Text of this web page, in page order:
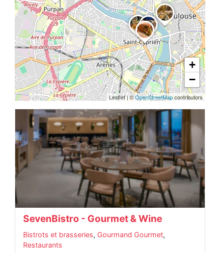
SevenBistro - Gourmet & Wine
Bistrots et brasseries, Gourmand Gourmet,
Restaurants
+
−
Leaflet|©OpenStreetMapcontributors